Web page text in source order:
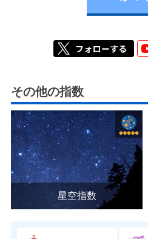
その他の指数
星空指数